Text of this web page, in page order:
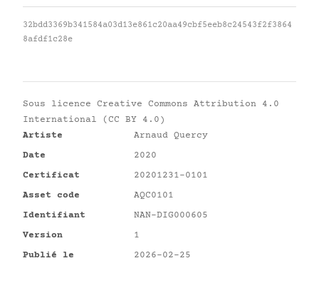
32bdd3369b341584a03d13e861c20aa49cbf5eeb8c24543f2f3864
8afdf1c28e
Sous licence Creative Commons Attribution 4.0
International (CC BY 4.0)
Artiste
Arnaud Quercy
Date
2020
Certificat
20201231-0101
Asset code
AQC0101
Identifiant
NAN-DIG000605
Version
1
Publié le
2026-02-25